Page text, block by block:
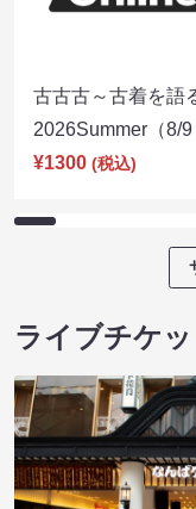
古古古～古着を語
2026Summer（8/
¥1300 (税込)
ライブチケッ